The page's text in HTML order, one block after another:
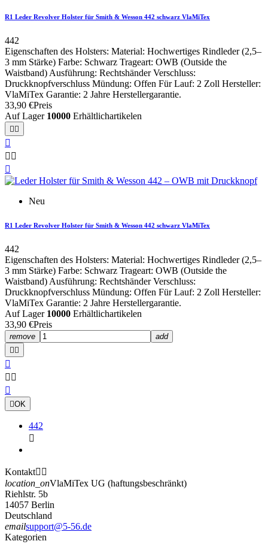
R1 Leder Revolver Holster für Smith & Wesson 442 schwarz VlaMiTex
442
Eigenschaften des Holsters: Material: Hochwertiges Rindleder (2,5–
3 mm Stärke) Farbe: Schwarz Trageart: OWB (Outside the
Waistband) Ausführung: Rechtshänder Verschluss:
Druckknopfverschluss Mündung: Offen Für Lauf: 2 Zoll Hersteller:
VlaMiTex Garantie: 2 Jahre Herstellergarantie.
33,90 €Preis
Auf Lager 10000 Erhältlichartikelen
 

 

Neu
R1 Leder Revolver Holster für Smith & Wesson 442 schwarz VlaMiTex
442
Eigenschaften des Holsters: Material: Hochwertiges Rindleder (2,5–
3 mm Stärke) Farbe: Schwarz Trageart: OWB (Outside the
Waistband) Ausführung: Rechtshänder Verschluss:
Druckknopfverschluss Mündung: Offen Für Lauf: 2 Zoll Hersteller:
VlaMiTex Garantie: 2 Jahre Herstellergarantie.
Auf Lager 10000 Erhältlichartikelen
33,90 €Preis
remove
add
 

 

OK
442

Kontakt 
location_onVlaMiTex UG (haftungsbeschränkt)
Riehlstr. 5b
14057 Berlin
Deutschland
emailsupport@5-56.de
Kategorien